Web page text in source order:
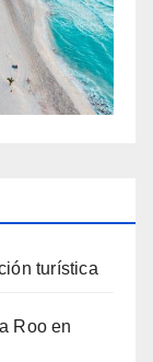
turística
Roo en